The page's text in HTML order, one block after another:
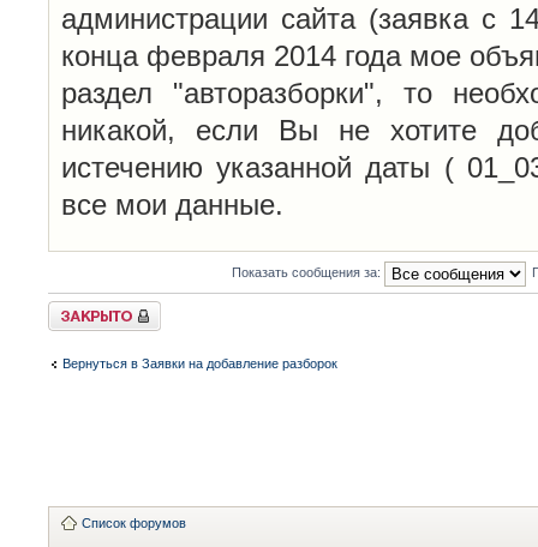
администрации сайта (заявка с
конца февраля 2014 года мое
раздел "авторазборки", то
никакой, если Вы не хотите
истечению указанной даты (
все мои данные.
Показать сообщения за:
Закрыто
Вернуться в Заявки на добавление разборок
Список форумов